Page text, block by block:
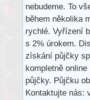
nebudeme. To
během několika
rychlé. Vyřízení
s 2% úrokem.
získání půjčky
kompletně
půjčky. Půjčku
Kontaktujte nás: